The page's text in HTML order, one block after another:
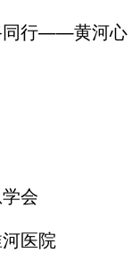
行——黄河心
会
医院